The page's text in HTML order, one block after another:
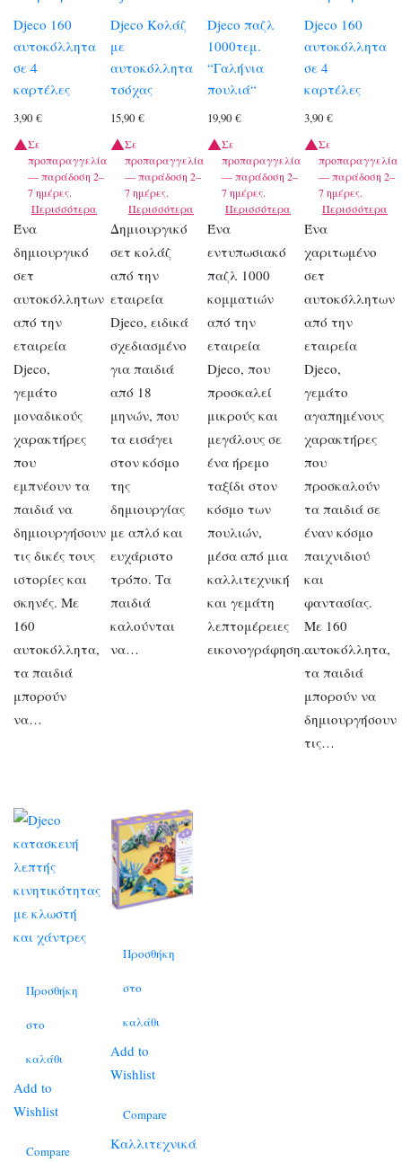
Djeco 160
αυτοκόλλητα
σε 4
καρτέλες
3,90 €
Σε
προπαραγγελία
— παράδοση 2–
7 ημέρες.
Περισσότερα
Ένα
δημιουργικό
σετ
αυτοκόλλητων
από την
εταιρεία
Djeco,
γεμάτο
μοναδικούς
χαρακτήρες
που
εμπνέουν τα
παιδιά να
δημιουργήσουν
τις δικές τους
ιστορίες και
σκηνές. Με
160
αυτοκόλλητα,
τα παιδιά
μπορούν
να…
Djeco Κολάζ
με
αυτοκόλλητα
τσόχας
15,90€
Σε
προπαραγγελία
— παράδοση 2–
7 ημέρες.
Περισσότερα
Δημιουργικό
σετ κολάζ
από την
εταιρεία
Djeco, ειδικά
σχεδιασμένο
για παιδιά
από 18
μηνών, που
τα εισάγει
στον κόσμο
της
δημιουργίας
με απλό και
ευχάριστο
τρόπο. Τα
παιδιά
καλούνται
να…
Djeco παζλ
1000τεμ.
“Γαλήνια
πουλιά“
19,90€
Σε
προπαραγγελία
— παράδοση 2–
7 ημέρες.
Περισσότερα
Ένα
εντυπωσιακό
παζλ 1000
κομματιών
από την
εταιρεία
Djeco, που
προσκαλεί
μικρούς και
μεγάλους σε
ένα ήρεμο
ταξίδι στον
κόσμο των
πουλιών,
μέσα από μια
καλλιτεχνική
και γεμάτη
λεπτομέρειες
εικονογράφηση….
Djeco 160
αυτοκόλλητα
σε 4
καρτέλες
3,90€
Σε
προπαραγγελία
— παράδοση 2–
7 ημέρες.
Περισσότερα
Ένα
χαριτωμένο
σετ
αυτοκόλλητων
από την
εταιρεία
Djeco,
γεμάτο
αγαπημένους
χαρακτήρες
που
προσκαλούν
τα παιδιά σε
έναν κόσμο
παιχνιδιού
και
φαντασίας.
Με 160
αυτοκόλλητα,
τα παιδιά
μπορούν να
δημιουργήσουν
τις…
Προσθήκη
στο
καλάθι
Add to
Wishlist
Compare
Προσθήκη
στο
καλάθι
Add to
Wishlist
Compare
Καλλιτεχνικά